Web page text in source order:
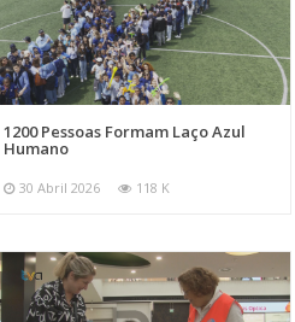
1200 Pessoas Formam Laço Azul
Humano
30 Abril 2026 118 K